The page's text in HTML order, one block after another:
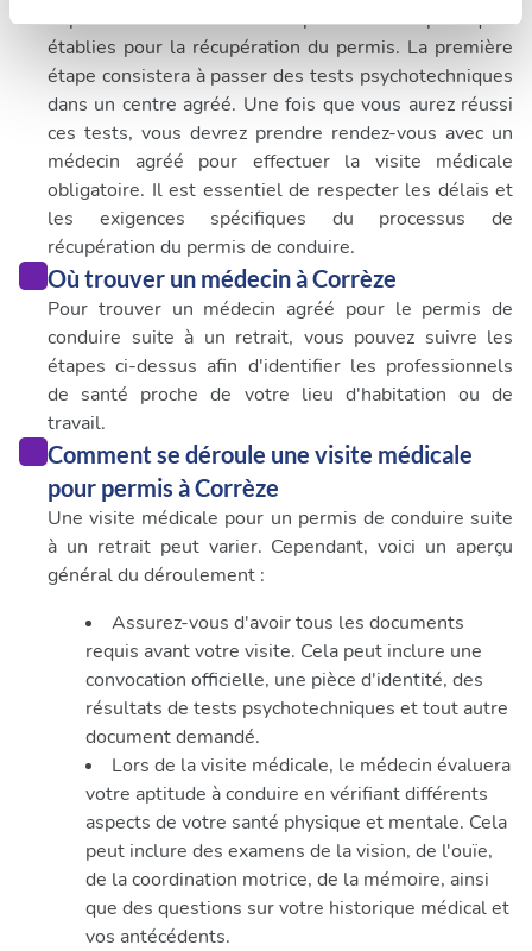
Les cookies nous permettent de personnaliser le contenu
et les annonces, d'offrir des fonctionnalités relatives aux
médias sociaux et d'analyser notre trafic. Nous
partageons également des informations sur l'utilisation de
notre site avec nos partenaires de médias sociaux, de
publicité et d'analyse, qui peuvent combiner celles-ci
avec d'autres informations que vous leur avez fournies
ou qu'ils ont collectées lors de votre utilisation de leurs
services.
important de suivre les procédures spécifiques
établies pour la récupération du permis. La première
étape consistera à passer des tests psychotechniques
dans un centre agréé. Une fois que vous aurez réussi
ces tests, vous devrez prendre rendez-vous avec un
médecin agréé pour effectuer la visite médicale
obligatoire. Il est essentiel de respecter les délais et
les exigences spécifiques du processus de
récupération du permis de conduire.
Où trouver un médecin à Corrèze
Pour trouver un médecin agréé pour le permis de
conduire suite à un retrait, vous pouvez suivre les
étapes ci-dessus afin d'identifier les professionnels
de santé proche de votre lieu d'habitation ou de
travail.
Comment se déroule une visite médicale
pour permis à Corrèze
Une visite médicale pour un permis de conduire suite
à un retrait peut varier. Cependant, voici un aperçu
général du déroulement :
Assurez-vous d'avoir tous les documents
requis avant votre visite. Cela peut inclure une
convocation officielle, une pièce d'identité, des
résultats de tests psychotechniques et tout autre
document demandé.
Lors de la visite médicale, le médecin évaluera
votre aptitude à conduire en vérifiant différents
aspects de votre santé physique et mentale. Cela
peut inclure des examens de la vision, de l'ouïe,
de la coordination motrice, de la mémoire, ainsi
que des questions sur votre historique médical et
vos antécédents.